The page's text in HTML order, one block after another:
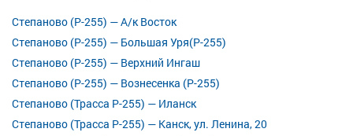
Степаново (Р-255) — А/к Восток
Степаново (Р-255) — Большая Уря(Р-255)
Степаново (Р-255) — Верхний Ингаш
Степаново (Р-255) — Вознесенка (Р-255)
Степаново (Трасса Р-255) — Иланск
Степаново (Трасса Р-255) — Канск, ул. Ленина, 20